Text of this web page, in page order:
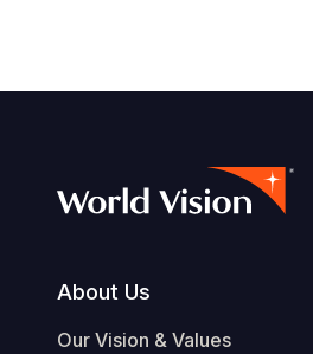
Footer
About Us
Our Vision & Values